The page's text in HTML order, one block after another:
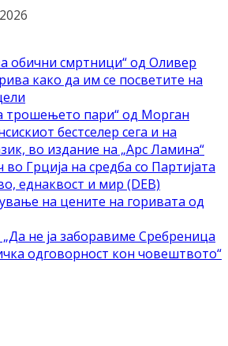
обични смртници“ од Оливер
како да им се посветите на
трошењето пари“ од Морган
бестселер сега и на
во издание на „Арс Ламина“
во Грција на средба со Партијата
еднаквост и мир (DEB)
на цените на горивата од
не ја заборавиме Сребреница
одговорност кон човештвото“